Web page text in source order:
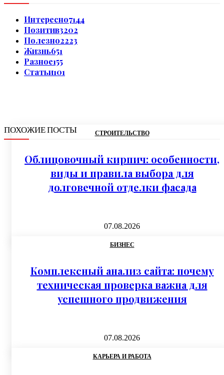
Интересно7144
Позитив3202
Полезно2223
Жизнь651
Разное155
Статьи101
ПОХОЖИЕ ПОСТЫ СТРОИТЕЛЬСТВО
Облицовочный кирпич: особенности,
виды и правила выбора для
долговечной отделки фасада
07.08.2026
БИЗНЕС
Комплексный анализ сайта: почему
техническая проверка важна для
успешного продвижения
07.08.2026
КАРЬЕРА И РАБОТА